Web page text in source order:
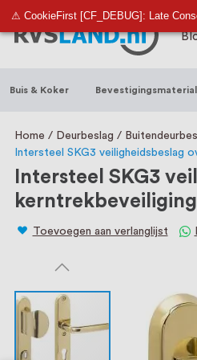
⚠ CookieFirst [CF_DEBUG]: Late
RVS Land is een
trapleuningen,
een eigen
staat persoonlijke
Buis & Koker
Home Deurbeslag
Intersteel SKG3 veiligheidsbeslag
Intersteel SKG3
Toevoegen aan verlanglijst